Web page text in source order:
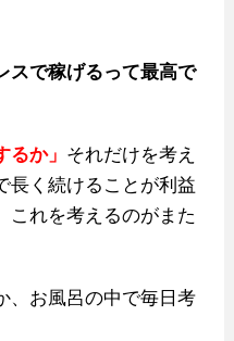
スで稼げるって最高で
るか」 それだけを考え
長く続けることが利益
これを考えるのがまた
、お風呂の中で毎日考